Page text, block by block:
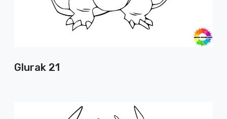
Glurak 21